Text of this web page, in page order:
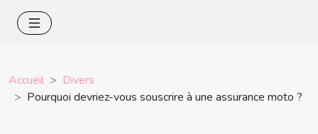
Accueil
Divers
Pourquoi devriez-vous souscrire à une assurance moto ?